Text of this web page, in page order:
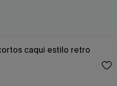
caqui estilo retro